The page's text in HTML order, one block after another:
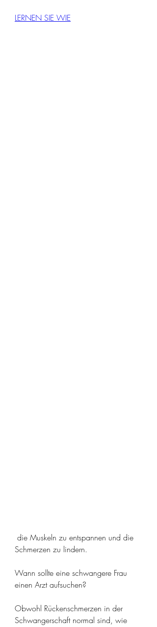
LERNEN SIE WIE
Schmerzen zu lindern.
Wann sollte eine schwangere Frau
einen Arzt aufsuchen?
Obwohl Rückenschmerzen in der
Schwangerschaft normal sind, wie